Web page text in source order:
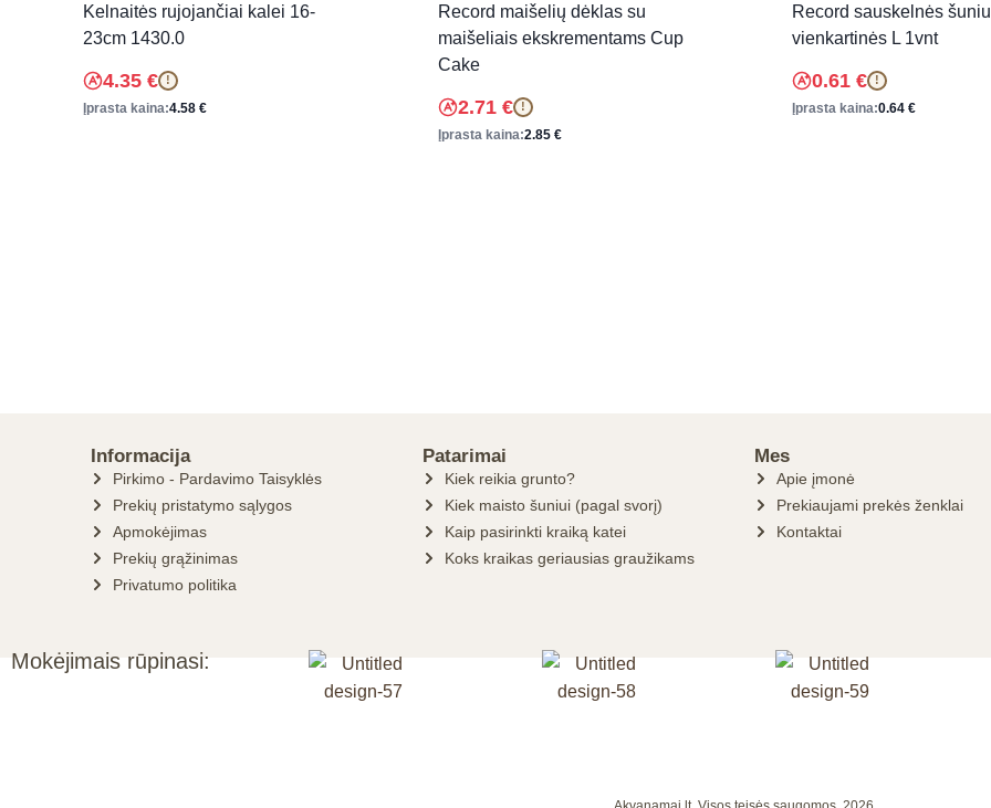
Kelnaitės rujojančiai kalei 16-
23cm 1430.0
4.35 € !
Įprasta kaina:4.58 €
Record maišelių dėklas su
maišeliais ekskrementams Cup
Cake
2.71 € !
Įprasta kaina:2.85 €
Record sauskelnės
vienkartinės L 1vnt
0.61 € !
Įprasta kaina:0.64 €
Informacija
Pirkimo - Pardavimo Taisyklės
Prekių pristatymo sąlygos
Apmokėjimas
Prekių grąžinimas
Privatumo politika
Patarimai
Kiek reikia grunto?
Kiek maisto šuniui (pagal svorį)
Kaip pasirinkti kraiką katei
Koks kraikas geriausias graužikams
Mes
Apie įmonė
Prekiaujami prekės ženklai
Kontaktai
Mokėjimais rūpinasi: